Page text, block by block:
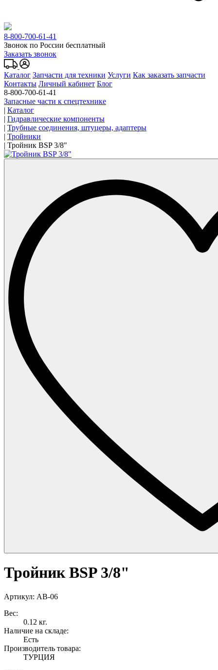
8-800-700-61-41
Звонок по России бесплатный
Заказать звонок
Каталог Запчасти для техники Услуги Как заказать запчасти
Контакты Личный кабинет Блог
8-800-700-61-41
Запасные части к спецтехнике
| Каталог
| Гидравлические компоненты
| Трубные соединения, штуцеры, адаптеры
| Тройники
| Тройник BSP 3/8"
Тройник BSP 3/8"
Артикул: AB-06
Вес:
0.12 кг.
Наличие на складе:
Есть
Производитель товара:
ТУРЦИЯ